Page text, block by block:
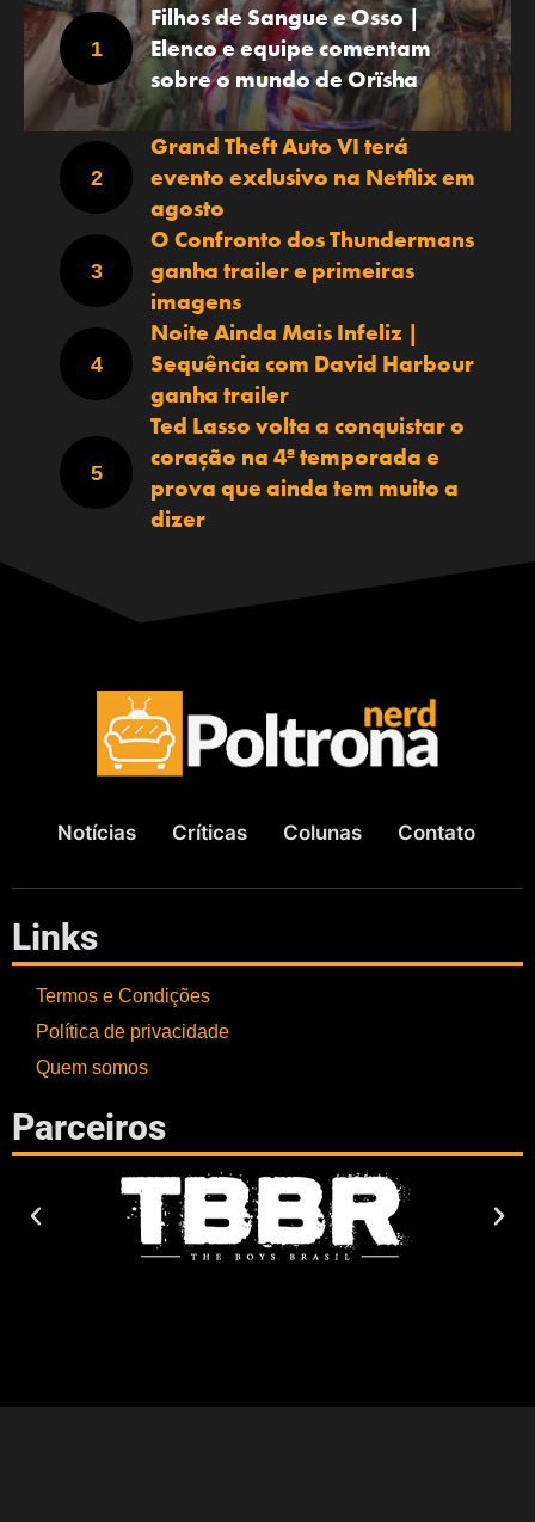
Filhos de Sangue e Osso |
Elenco e equipe comentam
sobre o mundo de Orïsha
Grand Theft Auto VI terá
evento exclusivo na Netflix em
agosto
O Confronto dos Thundermans
ganha trailer e primeiras
imagens
Noite Ainda Mais Infeliz |
Sequência com David Harbour
ganha trailer
Ted Lasso volta a conquistar o
coração na 4ª temporada e
prova que ainda tem muito a
dizer
Notícias Críticas Colunas Contato
Links
Termos e Condições
Política de privacidade
Quem somos
Parceiros